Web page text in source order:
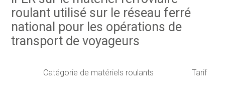
roulant utilisé sur le réseau ferré
national pour les opérations de
transport de voyageurs
Catégorie de matériels roulants Tarif